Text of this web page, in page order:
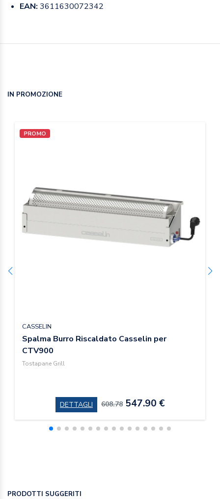
EAN: 3611630072342
IN PROMOZIONE
PROMO
CASSELIN
Spalma Burro Riscaldato Casselin per
CTV900
Tostapane Grill
DETTAGLI 608.78 547.90 €
PRODOTTI SUGGERITI